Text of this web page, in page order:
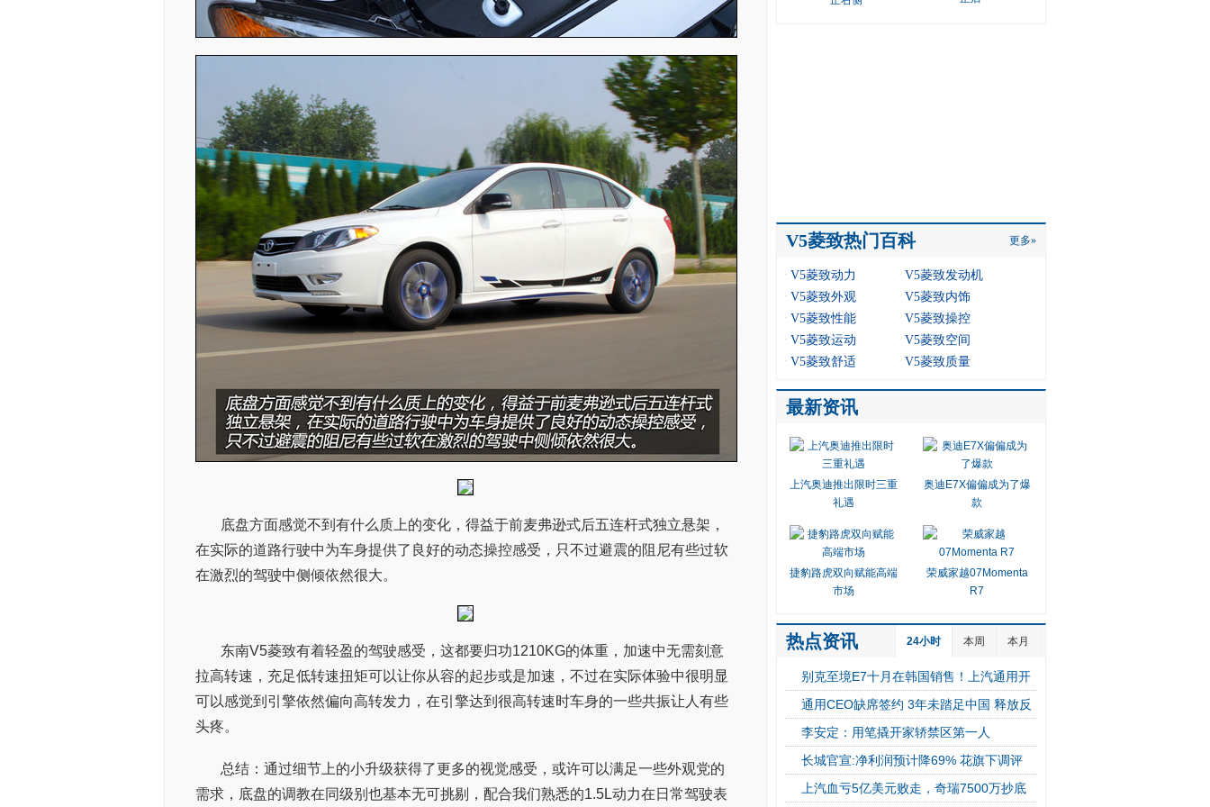
底盘方面感觉不到有什么质上的变化，得益于前麦弗逊式后五连杆式独立悬架，
在实际的道路行驶中为车身提供了良好的动态操控感受，只不过避震的阻尼有些过软
在激烈的驾驶中侧倾依然很大。
东南V5菱致有着轻盈的驾驶感受，这都要归功1210KG的体重，加速中无需刻意
拉高转速，充足低转速扭矩可以让你从容的起步或是加速，不过在实际体验中很明显
可以感觉到引擎依然偏向高转发力，在引擎达到很高转速时车身的一些共振让人有些
头疼。
总结：通过细节上的小升级获得了更多的视觉感受，或许可以满足一些外观党的
需求，底盘的调教在同级别也基本无可挑剔，配合我们熟悉的1.5L动力在日常驾驶表
更多»
V5菱致热门百科
· V5菱致动力 · V5菱致发动机
· V5菱致外观 · V5菱致内饰
· V5菱致性能 · V5菱致操控
· V5菱致运动 · V5菱致空间
· V5菱致舒适 · V5菱致质量
最新资讯
上汽奥迪推出限时三重
礼遇
奥迪E7X偏偏成为了爆
款
捷豹路虎双向赋能高端
市场
荣威家越07Momenta
R7
热点资讯
别克至境E7十月在韩国销售！上汽通用开
启大规模出口
通用CEO缺席签约 3年未踏足中国 释放反
常信号
李安定：用笔撬开家轿禁区第一人
长城官宣:净利润预计降69% 花旗下调评
级“卖出” 目标价再跌60%
上汽血亏5亿美元败走，奇瑞7500万抄底
24小时 本周 本月